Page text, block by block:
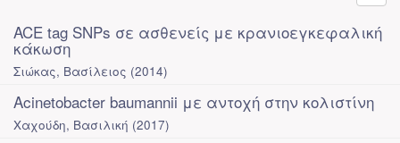
ACE tag SNPs σε ασθενείς με κρανιοεγκεφαλική
κάκωση
Σιώκας, Βασίλειος (2014)
Acinetobacter baumannii με αντοχή στην κολιστίνη
Χαχούδη, Βασιλική (2017)